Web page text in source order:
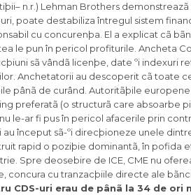
n.r.) Lehman Brothers
poate destabiliza întregul sistem
cu concurenþa. El a explicat cã
le pun în pericol profiturile. Ancheta
sã vândã licenþe, date ºi indexuri
Anchetatorii au descoperit cã toate
pânã de curând. Autoritãþile
preferatã (o structurã care absoarbe
le-ar fi pus în pericol afacerile prin
au început sã-ºi direcþioneze unele
rapid o poziþie dominantã, în pofida
Spre deosebire de ICE, CME nu
concura cu tranzacþiile directe ale
CDS-uri erau de pânã la 34 de